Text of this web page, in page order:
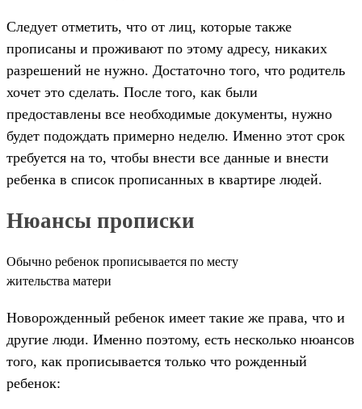
Следует отметить, что от лиц, которые также
прописаны и проживают по этому адресу, никаких
разрешений не нужно. Достаточно того, что родитель
хочет это сделать. После того, как были
предоставлены все необходимые документы, нужно
будет подождать примерно неделю. Именно этот срок
требуется на то, чтобы внести все данные и внести
ребенка в список прописанных в квартире людей.
Нюансы прописки
Обычно ребенок прописывается по месту
жительства матери
Новорожденный ребенок имеет такие же права, что и
другие люди. Именно поэтому, есть несколько нюансов
того, как прописывается только что рожденный
ребенок: